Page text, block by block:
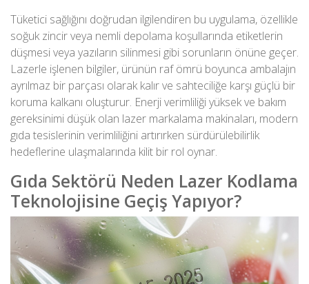
Tüketici sağlığını doğrudan ilgilendiren bu uygulama, özellikle
soğuk zincir veya nemli depolama koşullarında etiketlerin
düşmesi veya yazıların silinmesi gibi sorunların önüne geçer.
Lazerle işlenen bilgiler, ürünün raf ömrü boyunca ambalajın
ayrılmaz bir parçası olarak kalır ve sahteciliğe karşı güçlü bir
koruma kalkanı oluşturur. Enerji verimliliği yüksek ve bakım
gereksinimi düşük olan lazer markalama makinaları, modern
gıda tesislerinin verimliliğini artırırken sürdürülebilirlik
hedeflerine ulaşmalarında kilit bir rol oynar.
Gıda Sektörü Neden Lazer Kodlama
Teknolojisine Geçiş Yapıyor?